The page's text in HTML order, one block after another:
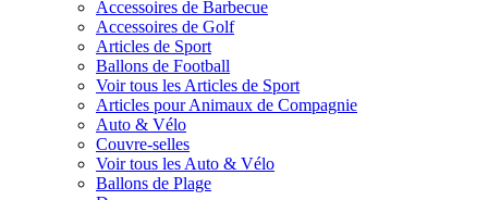
Accessoires de Barbecue
Accessoires de Golf
Articles de Sport
Ballons de Football
Voir tous les Articles de Sport
Articles pour Animaux de Compagnie
Auto & Vélo
Couvre-selles
Voir tous les Auto & Vélo
Ballons de Plage